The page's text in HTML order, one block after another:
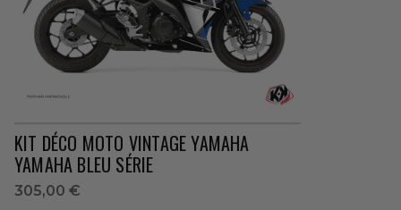
KIT DÉCO MOTO VINTAGE YAMAHA
YAMAHA BLEU SÉRIE
305,00 €